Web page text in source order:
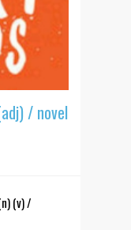
/ novel
(v) /